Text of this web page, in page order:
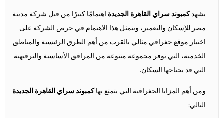
يشهدكمبوند سراي القاهرة الجديدةاهتمامًا كبيرًا من قبل شركة مدينة
مصر للإسكان والتعمير، ويتمثل هذا الاهتمام في حرص الشركة على
اختيار موقع جغرافي مثالي بالقرب من أهم الطرق الرئيسية والمناطق
الخدمية، التي توفر مجموعة متنوعة من المرافق الأساسية والترفيهية
التي قد يحتاجها السكان.
ومن أهم المزايا الجغرافية التي يتمتع بهاكمبوند سراي القاهرة الجديدة
التالي: